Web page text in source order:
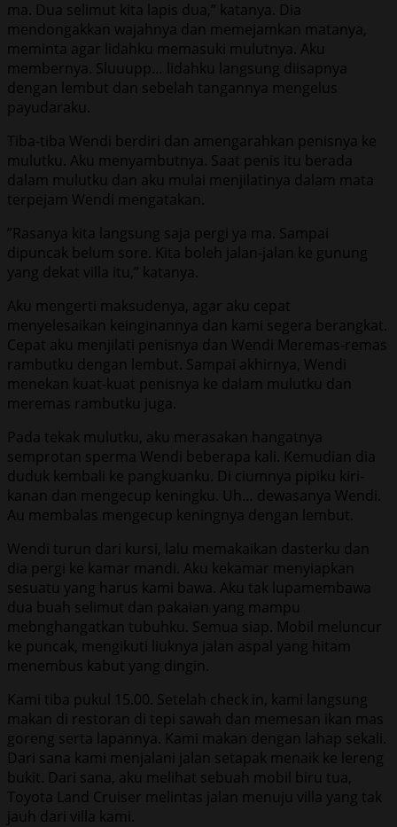
ma. Dua selimut kita lapis dua,” katanya. Dia
mendongakkan wajahnya dan memejamkan matanya,
meminta agar lidahku memasuki mulutnya. Aku
membernya. Sluuupp… lidahku langsung diisapnya
dengan lembut dan sebelah tangannya mengelus
payudaraku.
Tiba-tiba Wendi berdiri dan amengarahkan penisnya ke
mulutku. Aku menyambutnya. Saat penis itu berada
dalam mulutku dan aku mulai menjilatinya dalam mata
terpejam Wendi mengatakan.
”Rasanya kita langsung saja pergi ya ma. Sampai
dipuncak belum sore. Kita boleh jalan-jalan ke gunung
yang dekat villa itu,” katanya.
Aku mengerti maksudenya, agar aku cepat
menyelesaikan keinginannya dan kami segera berangkat.
Cepat aku menjilati penisnya dan Wendi Meremas-remas
rambutku dengan lembut. Sampai akhirnya, Wendi
menekan kuat-kuat penisnya ke dalam mulutku dan
meremas rambutku juga.
Pada tekak mulutku, aku merasakan hangatnya
semprotan sperma Wendi beberapa kali. Kemudian dia
duduk kembali ke pangkuanku. Di ciumnya pipiku kiri-
kanan dan mengecup keningku. Uh… dewasanya Wendi.
Au membalas mengecup keningnya dengan lembut.
Wendi turun dari kursi, lalu memakaikan dasterku dan
dia pergi ke kamar mandi. Aku kekamar menyiapkan
sesuatu yang harus kami bawa. Aku tak lupamembawa
dua buah selimut dan pakaian yang mampu
mebnghangatkan tubuhku. Semua siap. Mobil meluncur
ke puncak, mengikuti liuknya jalan aspal yang hitam
menembus kabut yang dingin.
Kami tiba pukul 15.00. Setelah check in, kami langsung
makan di restoran di tepi sawah dan memesan ikan mas
goreng serta lapannya. Kami makan dengan lahap sekali.
Dari sana kami menjalani jalan setapak menaik ke lereng
bukit. Dari sana, aku melihat sebuah mobil biru tua,
Toyota Land Cruiser melintas jalan menuju villa yang tak
jauh dari villa kami.